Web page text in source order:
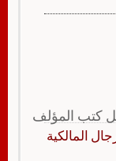
كتب المؤلف
المالكية